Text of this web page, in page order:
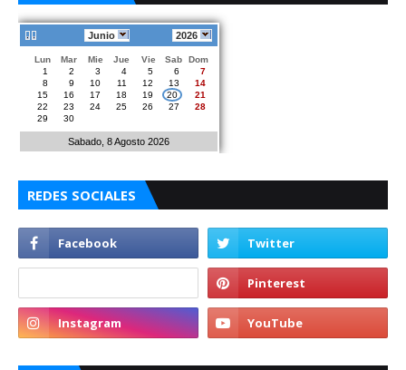
Junio 2026
Lun Mar Mie Jue Vie Sab
Dom
1
2 3 4 5 6
7
8
9 10 11 12 13
14
15
16 17 18 19 20
21
22
23 24 25 26 27
28
29
30
Sabado, 8 Agosto 2026
REDES SOCIALES